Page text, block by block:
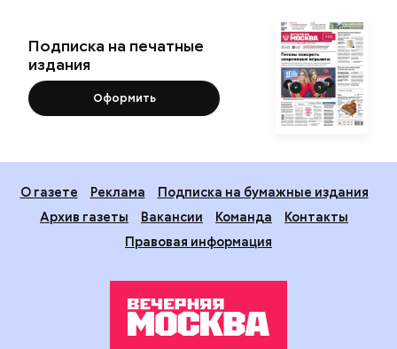
Подписка на печатные
издания
Оформить
О газете Реклама
Подписка на бумажные издания
Архив газеты
Вакансии Команда
Контакты
Правовая информация